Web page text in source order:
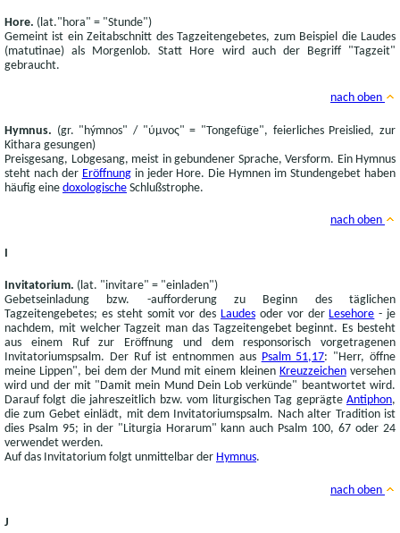
Hore. (lat."hora" = "Stunde")
Gemeint ist ein Zeitabschnitt des Tagzeitengebetes, zum Beispiel die Laudes
(matutinae) als Morgenlob. Statt Hore wird auch der Begriff "Tagzeit"
gebraucht.
nach oben
Hymnus.
(gr. "hýmnos" / "ύμνος" = "Tongefüge", feierliches Preislied, zur
Kithara gesungen)
Preisgesang, Lobgesang, meist in gebundener Sprache, Versform. Ein Hymnus
steht nach der Eröffnungin jeder Hore. Die Hymnen im Stundengebet haben
häufig eine doxologische Schlußstrophe.
nach oben
Invitatorium. (lat. "invitare" = "einladen")
Gebetseinladung bzw. -aufforderung zu Beginn des täglichen
Tagzeitengebetes; es steht somit vor des Laudes oder vor der Lesehore - je
nachdem, mit welcher Tagzeit man das Tagzeitengebet beginnt. Es besteht
aus einem Ruf zur Eröffnung und dem responsorisch vorgetragenen
Invitatoriumspsalm. Der Ruf ist entnommen aus
Psalm 51,17: "Herr, öffne
meine Lippen", bei dem der Mund mit einem kleinen Kreuzzeichenversehen
wird und der mit "Damit mein Mund Dein Lob verkünde" beantwortet wird.
Darauf folgt die jahreszeitlich bzw. vom liturgischen Tag geprägte Antiphon,
die zum Gebet einlädt, mit dem Invitatoriumspsalm. Nach alter Tradition ist
dies Psalm 95; in der "Liturgia Horarum" kann auch Psalm 100, 67 oder 24
verwendet werden.
Auf das Invitatorium folgt unmittelbar der Hymnus.
nach oben
J